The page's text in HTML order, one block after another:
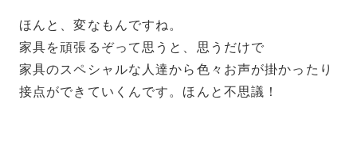
ほんと、変なもんですね。
家具を頑張るぞって思うと、思うだけで
家具のスペシャルな人達から色々お声が掛かったり
接点ができていくんです。ほんと不思議！